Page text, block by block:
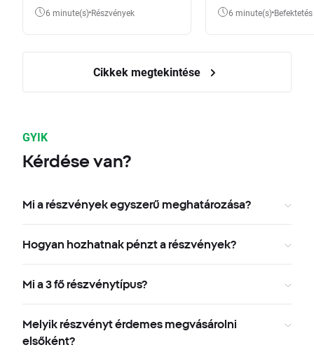
válasszunk?
6 minute(s) Részvények 6 minute(s) Befektetés
Cikkek megtekintése
GYIK
Kérdése van?
Mi a részvények egyszerű meghatározása?
Hogyan hozhatnak pénzt a részvények?
Mi a 3 fő részvénytípus?
Melyik részvényt érdemes megvásárolni
elsőként?